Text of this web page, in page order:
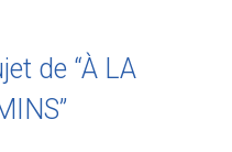
de “À LA